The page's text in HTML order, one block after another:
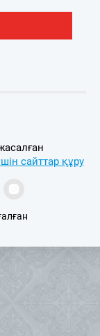
сайттар құру